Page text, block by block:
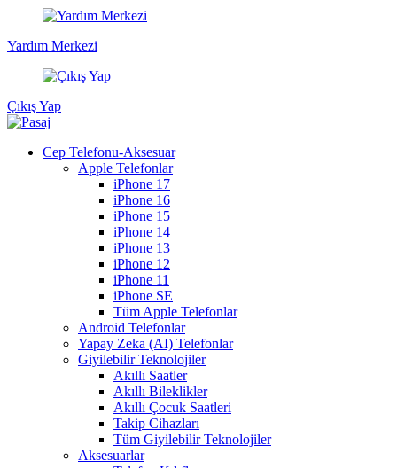
Yardım Merkezi
Çıkış Yap
Cep Telefonu-Aksesuar
Apple Telefonlar
iPhone 17
iPhone 16
iPhone 15
iPhone 14
iPhone 13
iPhone 12
iPhone 11
iPhone SE
Tüm Apple Telefonlar
Android Telefonlar
Yapay Zeka (AI) Telefonlar
Giyilebilir Teknolojiler
Akıllı Saatler
Akıllı Bileklikler
Akıllı Çocuk Saatleri
Takip Cihazları
Tüm Giyilebilir Teknolojiler
Aksesuarlar